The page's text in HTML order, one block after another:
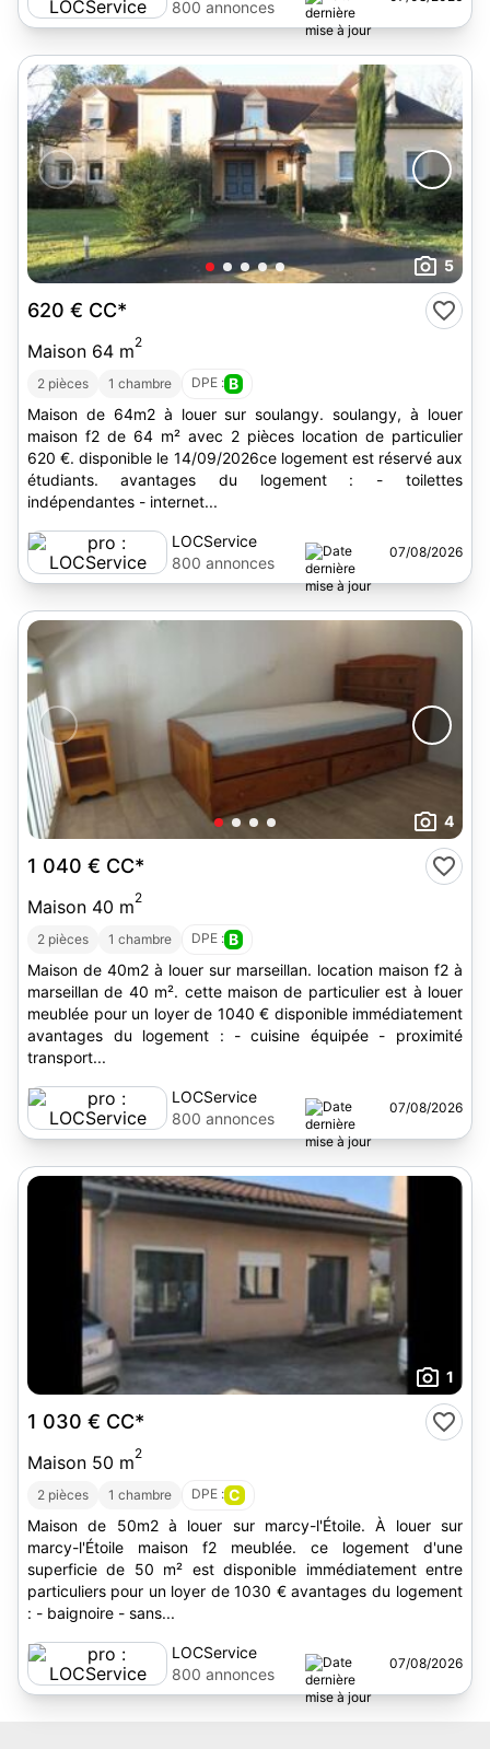
800 annonces
5
620 € CC*
Maison 64 m2
2 pièces 1 chambre DPE : B
Maison de 64m2 à louer sur soulangy. soulangy, à louer
maison f2 de 64 m² avec 2 pièces location de particulier
620 €. disponible le 14/09/2026ce logement est réservé aux
étudiants. avantages du logement : - toilettes
indépendantes - internet...
LOCService
800 annonces
07/08/2026
4
1 040 € CC*
Maison 40 m2
2 pièces 1 chambre DPE : B
Maison de 40m2 à louer sur marseillan. location maison f2 à
marseillan de 40 m². cette maison de particulier est à louer
meublée pour un loyer de 1040 € disponible immédiatement
avantages du logement : - cuisine équipée - proximité
transport...
LOCService
800 annonces
07/08/2026
1
1 030 € CC*
Maison 50 m2
2 pièces 1 chambre DPE : C
Maison de 50m2 à louer sur marcy-l'Étoile. À louer sur
marcy-l'Étoile maison f2 meublée. ce logement d'une
superficie de 50 m² est disponible immédiatement entre
particuliers pour un loyer de 1030 € avantages du logement
: - baignoire - sans...
LOCService
800 annonces
07/08/2026